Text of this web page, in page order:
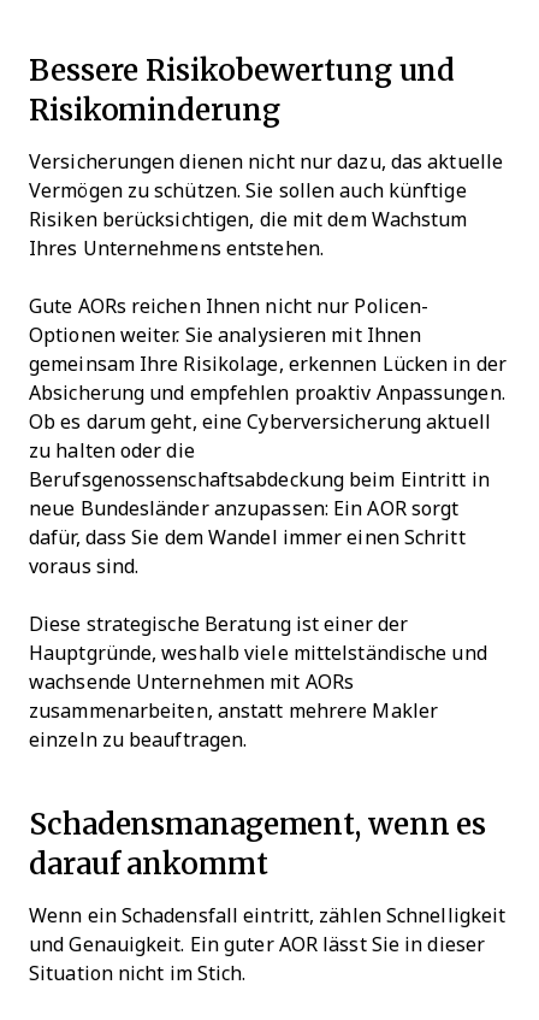
Bessere Risikobewertung und
Risikominderung
Versicherungen dienen nicht nur dazu, das aktuelle
Vermögen zu schützen. Sie sollen auch künftige
Risiken berücksichtigen, die mit dem Wachstum
Ihres Unternehmens entstehen.
Gute AORs reichen Ihnen nicht nur Policen-
Optionen weiter. Sie analysieren mit Ihnen
gemeinsam Ihre Risikolage, erkennen Lücken in der
Absicherung und empfehlen proaktiv Anpassungen.
Ob es darum geht, eine Cyberversicherung aktuell
zu halten oder die
Berufsgenossenschaftsabdeckung beim Eintritt in
neue Bundesländer anzupassen: Ein AOR sorgt
dafür, dass Sie dem Wandel immer einen Schritt
voraus sind.
Diese strategische Beratung ist einer der
Hauptgründe, weshalb viele mittelständische und
wachsende Unternehmen mit AORs
zusammenarbeiten, anstatt mehrere Makler
einzeln zu beauftragen.
Schadensmanagement, wenn es
darauf ankommt
Wenn ein Schadensfall eintritt, zählen Schnelligkeit
und Genauigkeit. Ein guter AOR lässt Sie in dieser
Situation nicht im Stich.